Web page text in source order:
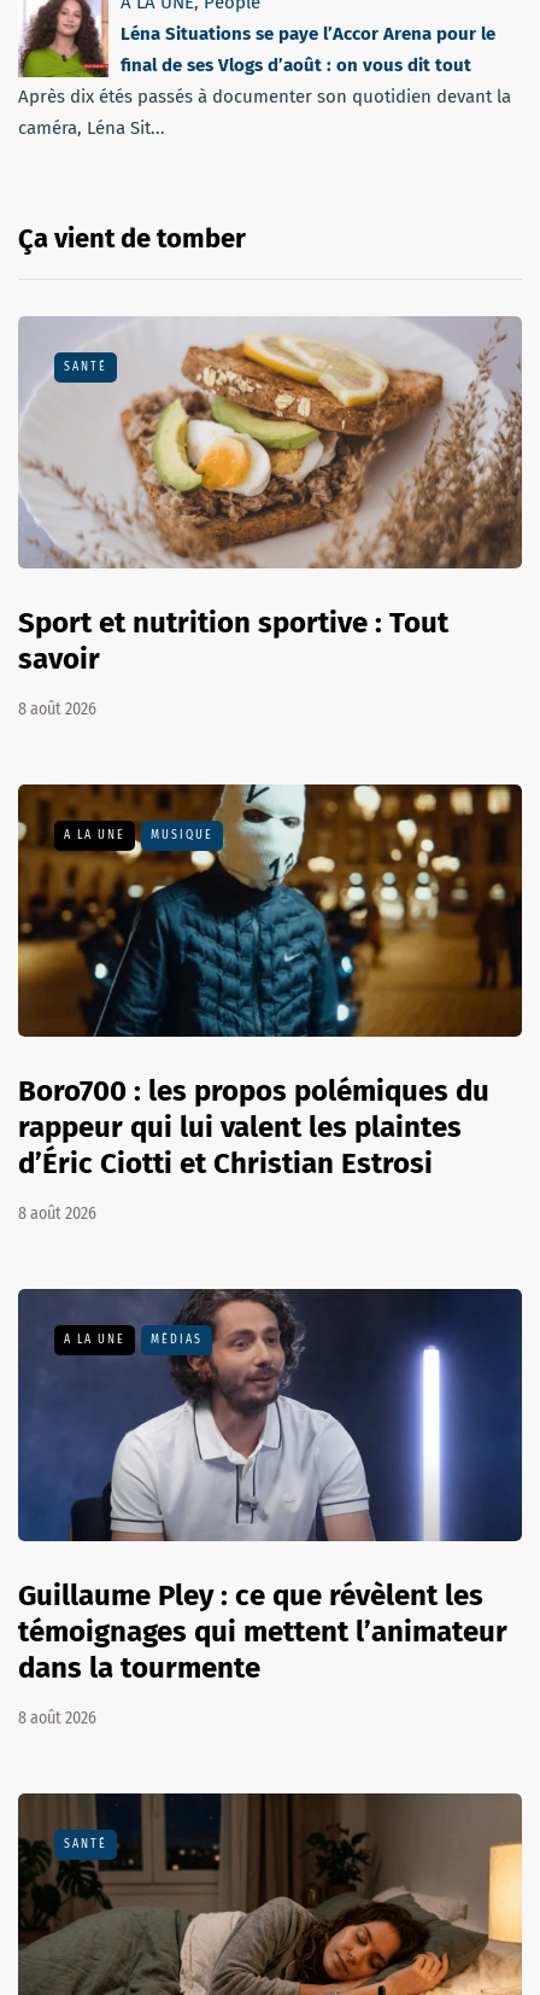
Léna Situations se paye l’Accor Arena pour le
final de ses Vlogs d’août : on vous dit tout
Après dix étés passés à documenter son quotidien devant la
caméra, Léna Sit...
Ça vient de tomber
SANTÉ
Sport et nutrition sportive : Tout
savoir
8 août 2026
A LA UNE MUSIQUE
Boro700 : les propos polémiques du
rappeur qui lui valent les plaintes
d’Éric Ciotti et Christian Estrosi
8 août 2026
A LA UNE MÉDIAS
Guillaume Pley : ce que révèlent les
témoignages qui mettent l’animateur
dans la tourmente
8 août 2026
SANTÉ